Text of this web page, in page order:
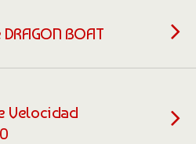
BOAT
Velocidad